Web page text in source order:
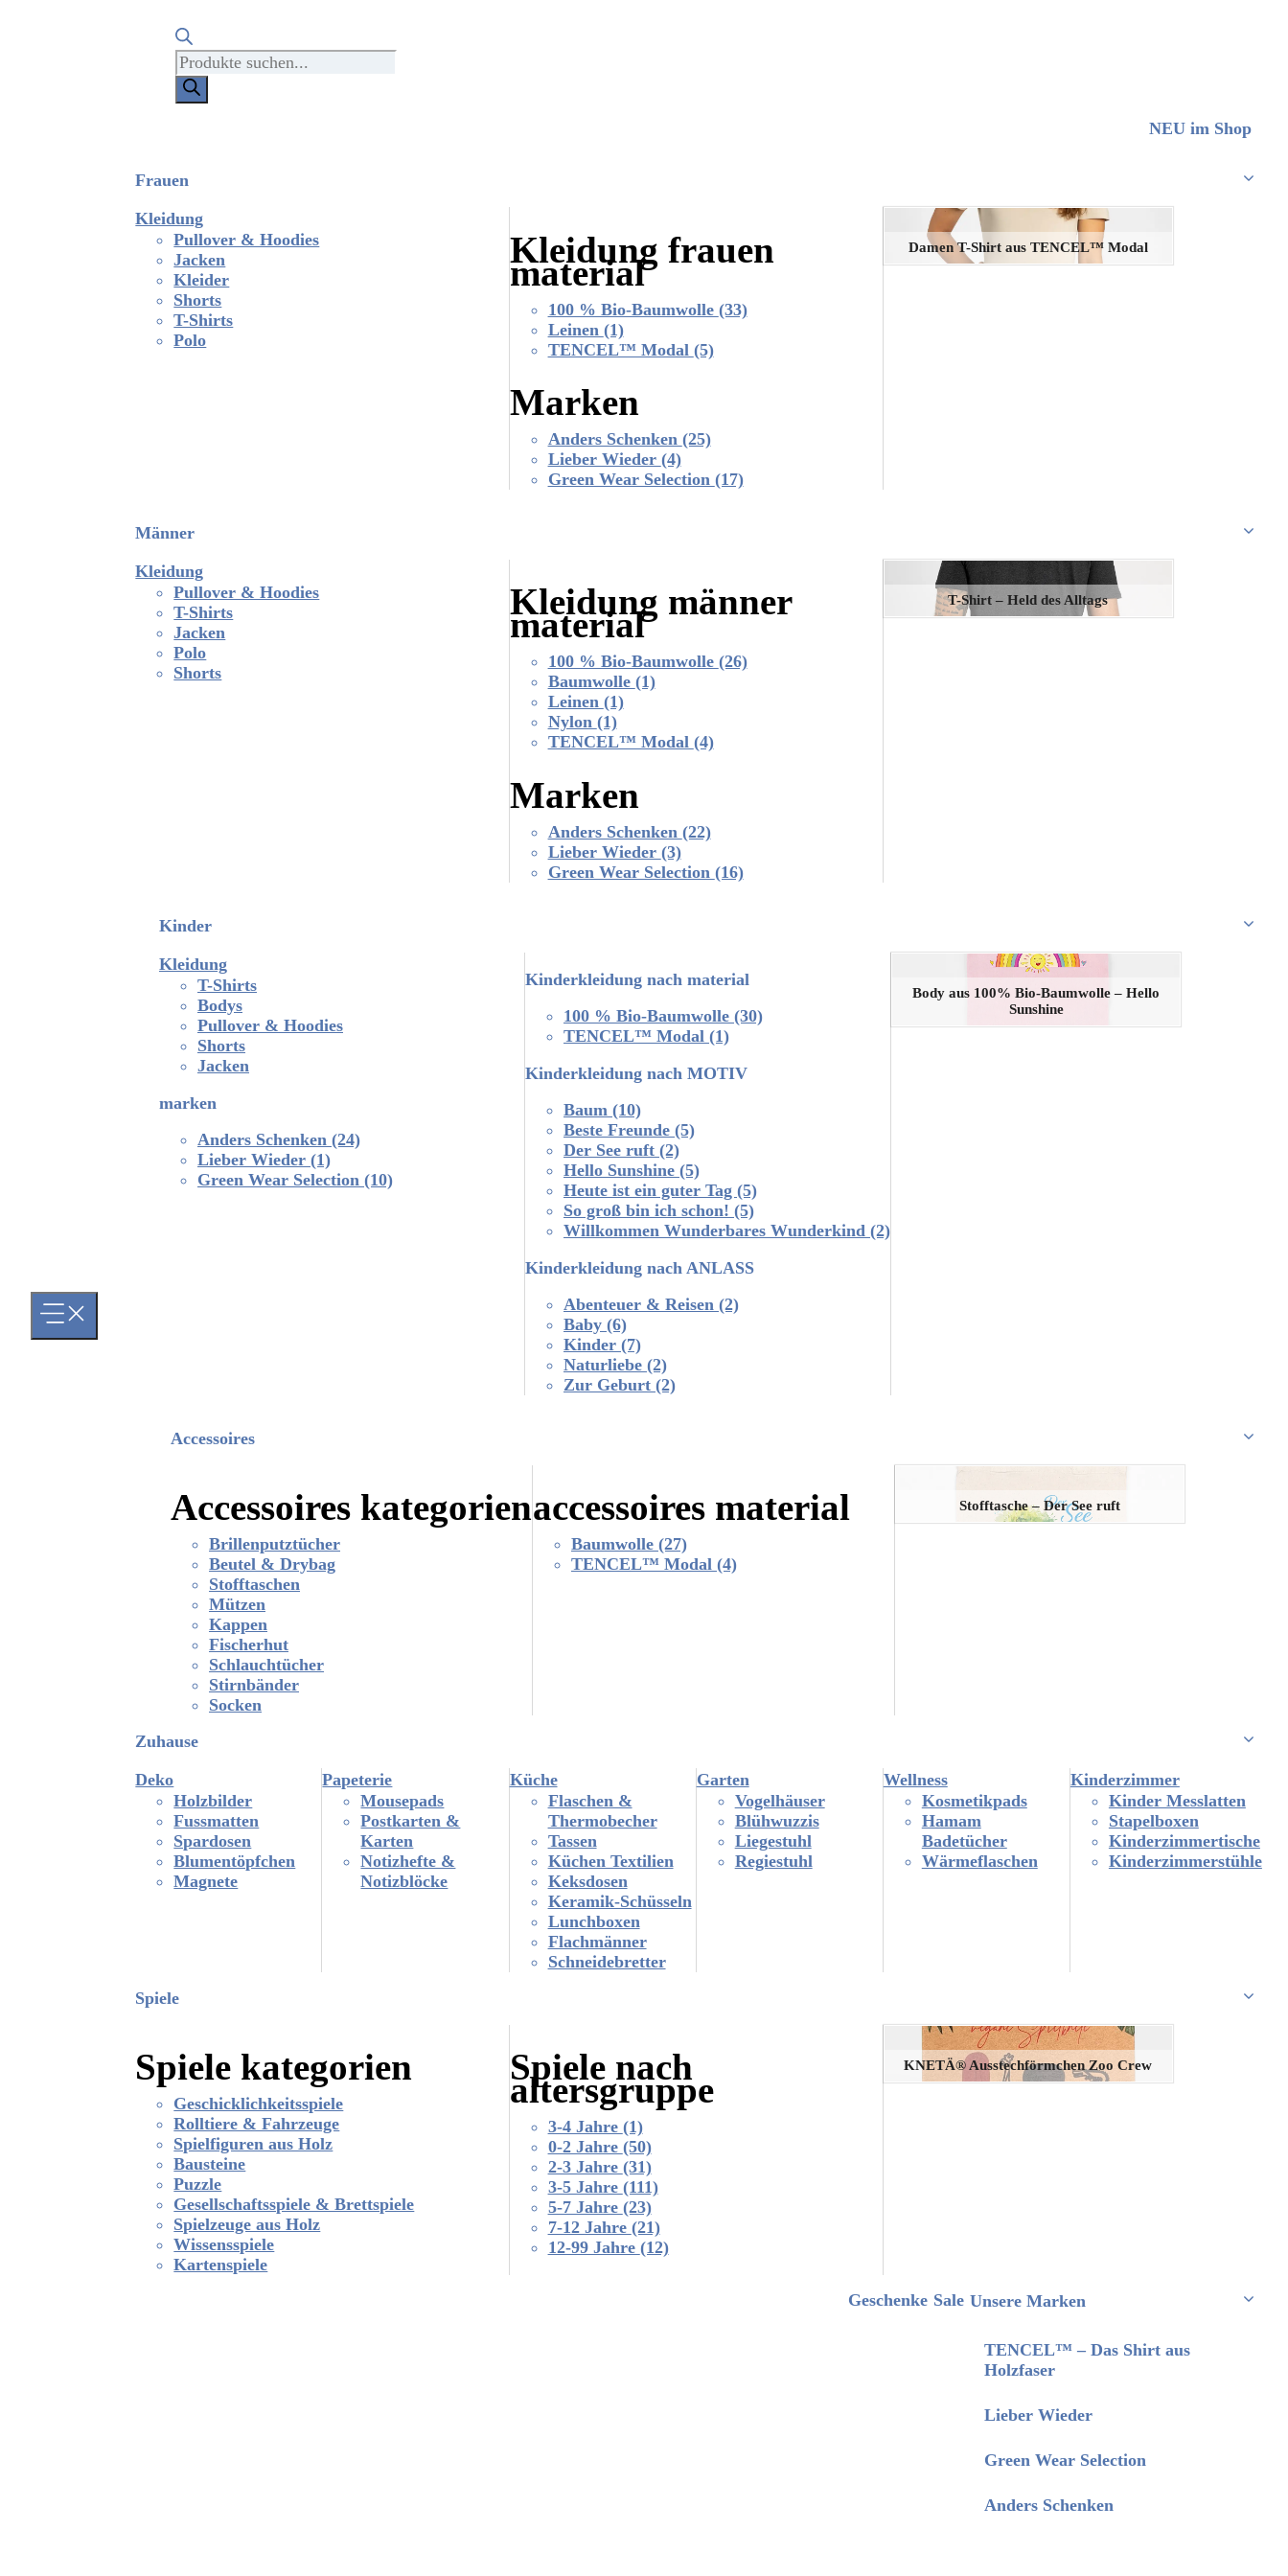
Products
search
NEU im Shop
Frauen
Kleidung
Pullover & Hoodies
Jacken
Kleider
Shorts
T-Shirts
Polo
Kleidung frauen
material
100 % Bio-Baumwolle (33)
Leinen (1)
TENCEL™ Modal (5)
Marken
Anders Schenken (25)
Lieber Wieder (4)
Green Wear Selection (17)
Damen T-Shirt aus TENCEL™ Modal
Männer
Kleidung
Pullover & Hoodies
T-Shirts
Jacken
Polo
Shorts
Kleidung männer
material
100 % Bio-Baumwolle (26)
Baumwolle (1)
Leinen (1)
Nylon (1)
TENCEL™ Modal (4)
Marken
Anders Schenken (22)
Lieber Wieder (3)
Green Wear Selection (16)
T-Shirt – Held des Alltags
Kinder
Kleidung
T-Shirts
Bodys
Pullover & Hoodies
Shorts
Jacken
marken
Anders Schenken (24)
Lieber Wieder (1)
Green Wear Selection (10)
Kinderkleidung nach material
100 % Bio-Baumwolle (30)
TENCEL™ Modal (1)
Kinderkleidung nach MOTIV
Baum (10)
Beste Freunde (5)
Der See ruft (2)
Hello Sunshine (5)
Heute ist ein guter Tag (5)
So groß bin ich schon! (5)
Willkommen Wunderbares Wunderkind (2)
Kinderkleidung nach ANLASS
Abenteuer & Reisen (2)
Baby (6)
Kinder (7)
Naturliebe (2)
Zur Geburt (2)
Body aus 100% Bio-Baumwolle – Hello
Sunshine
Accessoires
Accessoires kategorien
Brillenputztücher
Beutel & Drybag
Stofftaschen
Mützen
Kappen
Fischerhut
Schlauchtücher
Stirnbänder
Socken
accessoires material
Baumwolle (27)
TENCEL™ Modal (4)
Stofftasche – Der See ruft
Zuhause
Deko
Holzbilder
Fussmatten
Spardosen
Blumentöpfchen
Magnete
Papeterie
Mousepads
Postkarten &
Karten
Notizhefte &
Notizblöcke
Küche
Flaschen &
Thermobecher
Tassen
Küchen Textilien
Keksdosen
Keramik-Schüsseln
Lunchboxen
Flachmänner
Schneidebretter
Garten
Vogelhäuser
Blühwuzzis
Liegestuhl
Regiestuhl
Wellness
Kosmetikpads
Hamam
Badetücher
Wärmeflaschen
Kinderzimmer
Kinder Messlatten
Stapelboxen
Kinderzimmertische
Kinderzimmerstühle
Spiele
Spiele kategorien
Geschicklichkeitsspiele
Rolltiere & Fahrzeuge
Spielfiguren aus Holz
Bausteine
Puzzle
Gesellschaftsspiele & Brettspiele
Spielzeuge aus Holz
Wissensspiele
Kartenspiele
Spiele nach
altersgruppe
3-4 Jahre (1)
0-2 Jahre (50)
2-3 Jahre (31)
3-5 Jahre (111)
5-7 Jahre (23)
7-12 Jahre (21)
12-99 Jahre (12)
KNETÄ® Ausstechförmchen Zoo Crew
Geschenke Sale Unsere Marken
TENCEL™ – Das Shirt aus
Holzfaser
Lieber Wieder
Green Wear Selection
Anders Schenken